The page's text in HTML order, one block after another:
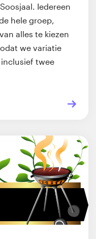
Iedereen
hele groep,
alles te kiezen
we variatie
twee